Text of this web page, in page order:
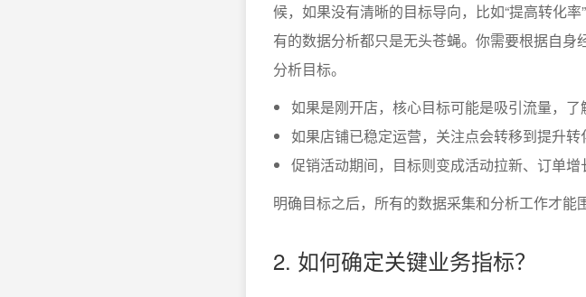
候，如果没有清晰的目标导向，比如“提高转化率
有的数据分析都只是无头苍蝇。你需要根据自
分析目标。
如果是刚开店，核心目标可能是吸引流量，了
如果店铺已稳定运营，关注点会转移到提升转
促销活动期间，目标则变成活动拉新、订单增
明确目标之后，所有的数据采集和分析工作才能
2. 如何确定关键业务指标？